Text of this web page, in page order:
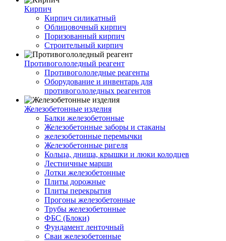
Кирпич
Кирпич силикатный
Облицовочный кирпич
Поризованный кирпич
Строительный кирпич
Противогололедный реагент
Противогололедные реагенты
Оборудование и инвентарь для
противогололедных реагентов
Железобетонные изделия
Балки железобетонные
Железобетонные заборы и стаканы
железобетонные перемычки
Железобетонные ригеля
Кольца, днища, крышки и люки колодцев
Лестничные марши
Лотки железобетонные
Плиты дорожные
Плиты перекрытия
Прогоны железобетонные
Трубы железобетонные
ФБС (Блоки)
Фундамент ленточный
Сваи железобетонные